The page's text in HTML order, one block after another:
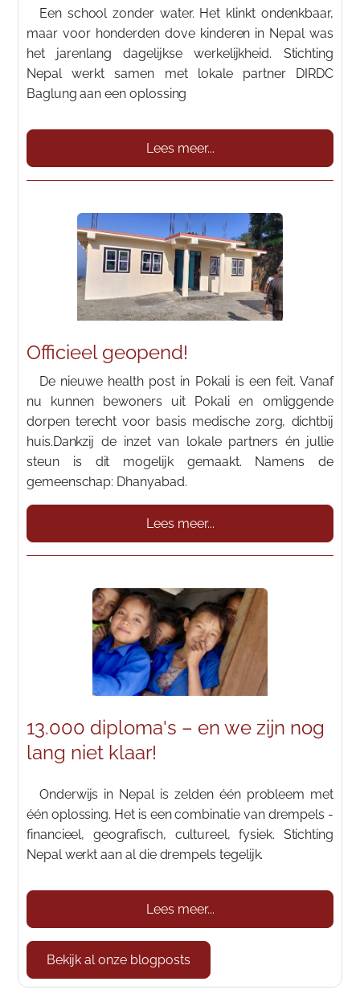
Een school zonder water. Het klinkt ondenkbaar,
maar voor honderden dove kinderen in Nepal was
het jarenlang dagelijkse werkelijkheid. Stichting
Nepal werkt samen met lokale partner DIRDC
Baglung aan een oplossing
Lees meer...
Officieel geopend!
De nieuwe health post in Pokali is een feit. Vanaf
nu kunnen bewoners uit Pokali en omliggende
dorpen terecht voor basis medische zorg, dichtbij
huis.Dankzij de inzet van lokale partners én jullie
steun is dit mogelijk gemaakt. Namens de
gemeenschap: Dhanyabad.
Lees meer...
13.000 diploma's – en we zijn nog
lang niet klaar!
Onderwijs in Nepal is zelden één probleem met
één oplossing. Het is een combinatie van drempels -
financieel, geografisch, cultureel, fysiek. Stichting
Nepal werkt aan al die drempels tegelijk.
Lees meer...
Bekijk al onze blogposts